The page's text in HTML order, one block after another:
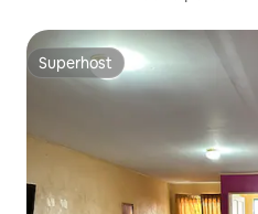
Superhost
Superhost